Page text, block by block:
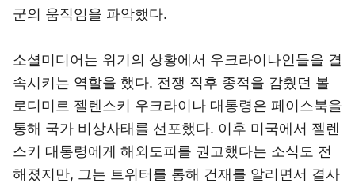
군의 움직임을 파악했다.
소셜미디어는 위기의 상황에서 우크라이나인들을 결
속시키는 역할을 했다. 전쟁 직후 종적을 감췄던 볼
로디미르 젤렌스키 우크라이나 대통령은 페이스북을
통해 국가 비상사태를 선포했다. 이후 미국에서 젤렌
스키 대통령에게 해외도피를 권고했다는 소식도 전
해졌지만, 그는 트위터를 통해 건재를 알리면서 결사